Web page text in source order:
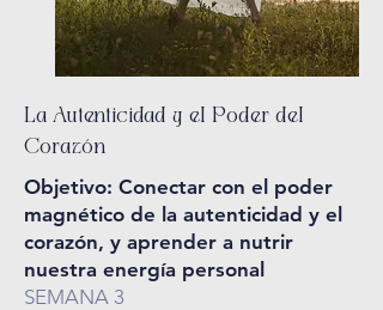
La Autenticidad y el Poder del
Corazón
Objetivo: Conectar con el poder
magnético de la autenticidad y el
corazón, y aprender a nutrir
nuestra energía personal
SEMANA 3